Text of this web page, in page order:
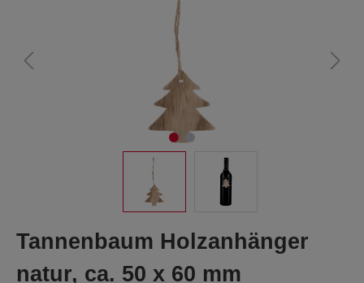
Tannenbaum Holzanhänger
natur, ca. 50 x 60 mm